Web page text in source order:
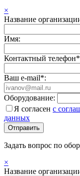
×
Название
Имя:
Контактный
Ваш e-mail*:
Оборудование:
Я согласен с
данных
Задать вопрос по
×
Название